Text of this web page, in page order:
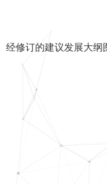
经修订的建议发展大纲